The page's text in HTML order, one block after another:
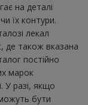
на деталі
їх контури.
лекал
де також вказана
постійно
марок
У разі, якщо
бути